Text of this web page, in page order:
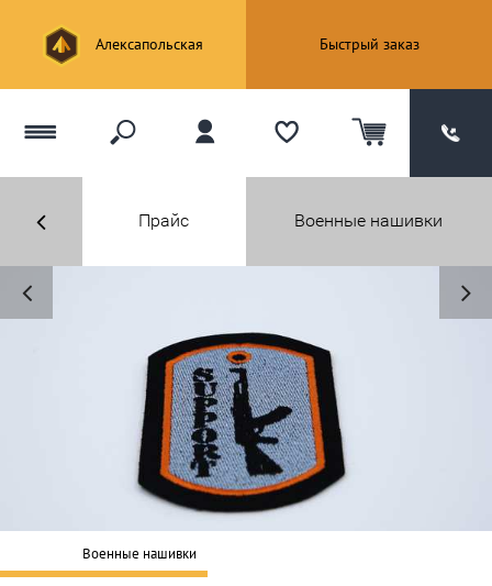
Алексапольская Быстрый заказ
Прайс Военные нашивки
Военные нашивки